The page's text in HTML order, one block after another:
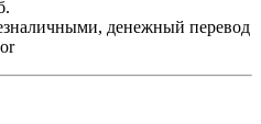
денежный перевод